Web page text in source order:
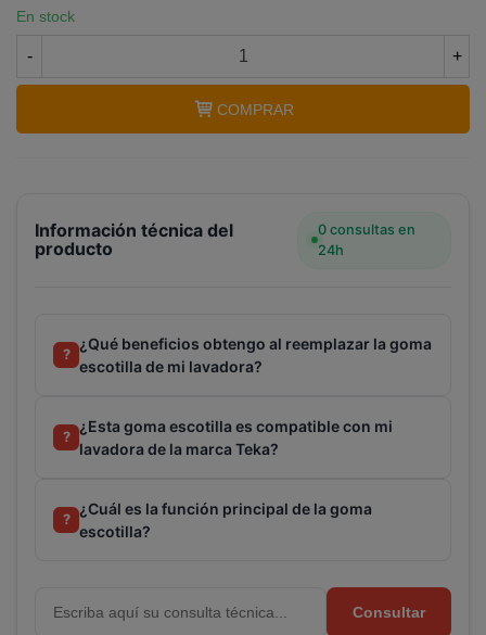
En stock
- +
COMPRAR
Información técnica del
producto
0 consultas en
24h
?
¿Qué beneficios obtengo al reemplazar la goma
escotilla de mi lavadora?
?
¿Esta goma escotilla es compatible con mi
lavadora de la marca Teka?
?
¿Cuál es la función principal de la goma
escotilla?
Consultar